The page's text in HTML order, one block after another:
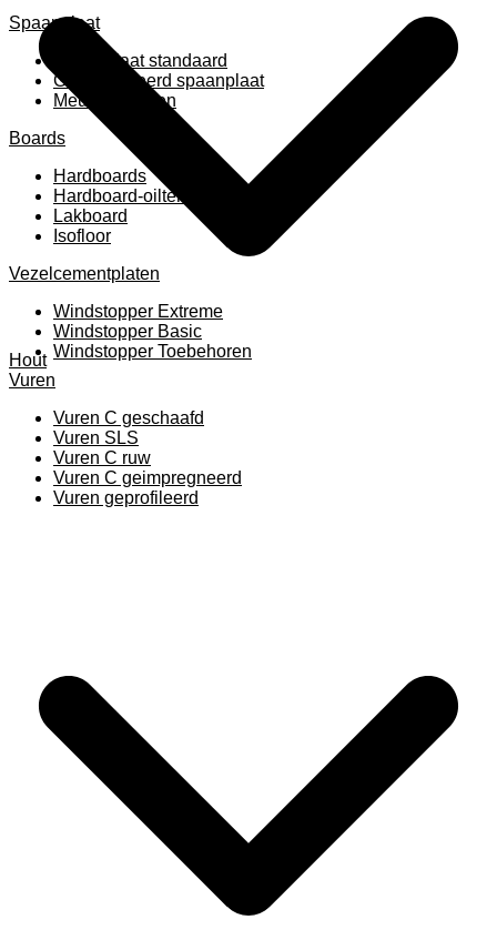
Spaanplaat
Spaanplaat standaard
Geplastificeerd spaanplaat
Meubelpanelen
Boards
Hardboards
Hardboard-oiltemperated
Lakboard
Isofloor
Vezelcementplaten
Windstopper Extreme
Windstopper Basic
Windstopper Toebehoren
Hout
Vuren
Vuren C geschaafd
Vuren SLS
Vuren C ruw
Vuren C geimpregneerd
Vuren geprofileerd